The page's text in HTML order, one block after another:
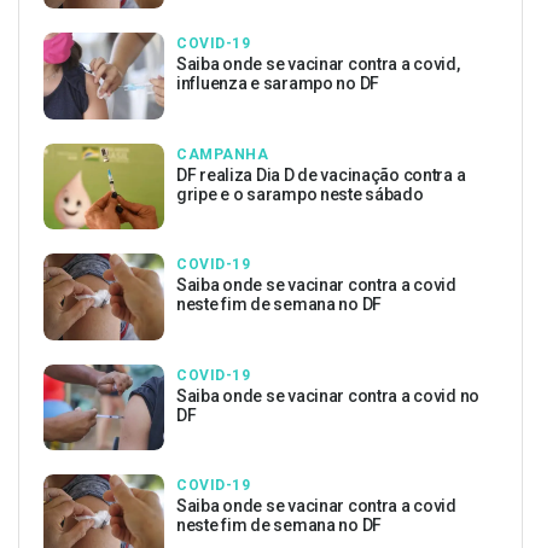
COVID-19
Saiba onde se vacinar contra a covid,
influenza e sarampo no DF
CAMPANHA
DF realiza Dia D de vacinação contra a
gripe e o sarampo neste sábado
COVID-19
Saiba onde se vacinar contra a covid
neste fim de semana no DF
COVID-19
Saiba onde se vacinar contra a covid no
DF
COVID-19
Saiba onde se vacinar contra a covid
neste fim de semana no DF